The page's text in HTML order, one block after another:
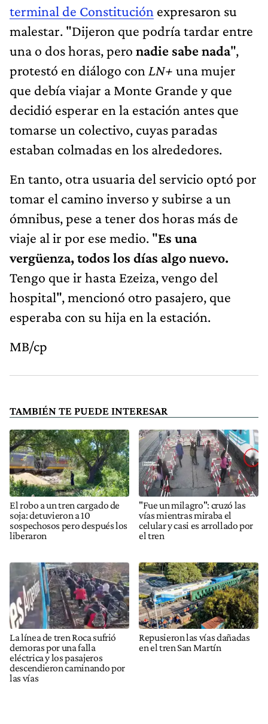
terminal de Constitución expresaron su
malestar. "Dijeron que podría tardar entre
una o dos horas, pero nadie sabe nada",
protestó en diálogo con LN+ una mujer
que debía viajar a Monte Grande y que
decidió esperar en la estación antes que
tomarse un colectivo, cuyas paradas
estaban colmadas en los alrededores.
En tanto, otra usuaria del servicio optó por
tomar el camino inverso y subirse a un
ómnibus, pese a tener dos horas más de
viaje al ir por ese medio. "Es una
vergüenza, todos los días algo nuevo.
Tengo que ir hasta Ezeiza, vengo del
hospital", mencionó otro pasajero, que
esperaba con su hija en la estación.
MB/cp
TAMBIÉN TE PUEDE INTERESAR
El robo a un tren cargado de
soja: detuvieron a 10
sospechosos pero después los
liberaron
"Fue un milagro": cruzó las
vías mientras miraba el
celular y casi es arrollado por
el tren
La línea de tren Roca sufrió
demoras por una falla
eléctrica y los pasajeros
descendieron caminando por
las vías
Repusieron las vías dañadas
en el tren San Martín